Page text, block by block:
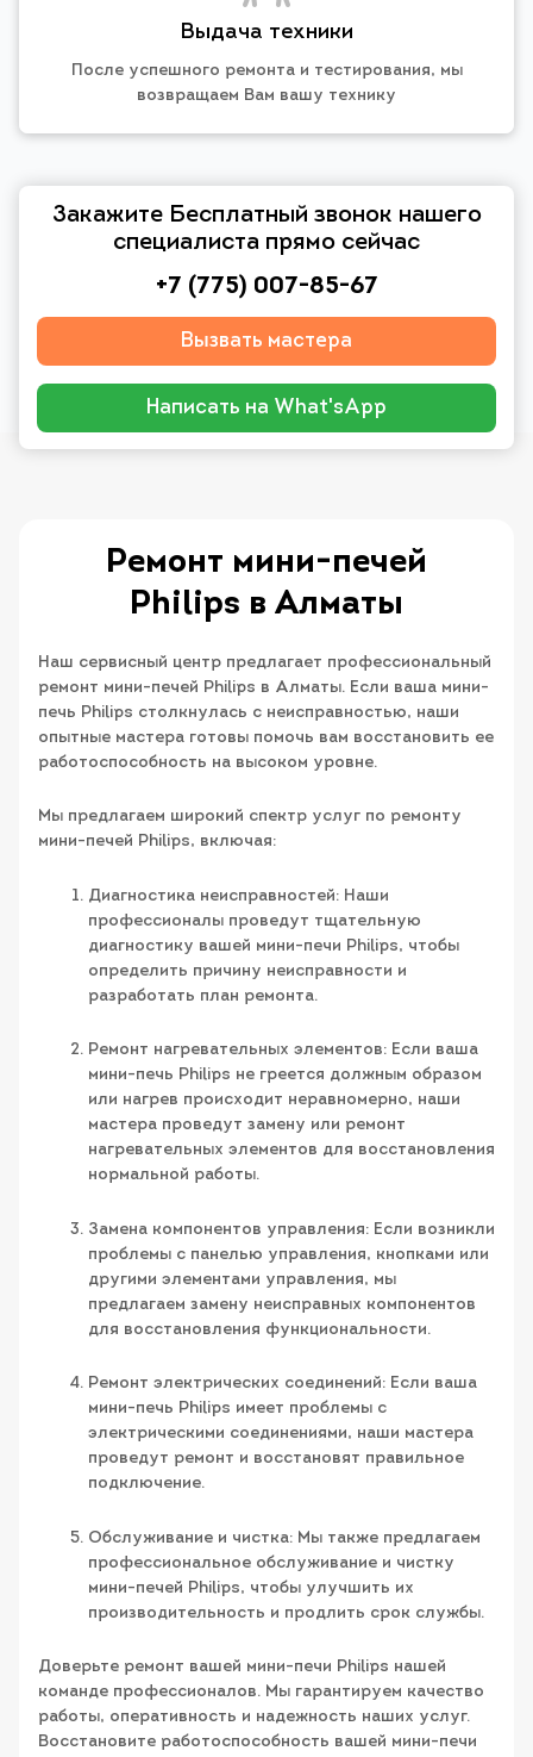
Выдача техники
После успешного ремонта и тестирования, мы
возвращаем Вам вашу технику
Закажите Бесплатный звонок нашего
специалиста прямо сейчас
+7 (775) 007-85-67
Вызвать мастера
Написать на What'sApp
Ремонт мини-печей
Philips в Алматы
Наш сервисный центр предлагает профессиональный
ремонт мини-печей Philips в Алматы. Если ваша мини-
печь Philips столкнулась с неисправностью, наши
опытные мастера готовы помочь вам восстановить ее
работоспособность на высоком уровне.
Мы предлагаем широкий спектр услуг по ремонту
мини-печей Philips, включая:
Диагностика неисправностей: Наши
профессионалы проведут тщательную
диагностику вашей мини-печи Philips, чтобы
определить причину неисправности и
разработать план ремонта.
Ремонт нагревательных элементов: Если ваша
мини-печь Philips не греется должным образом
или нагрев происходит неравномерно, наши
мастера проведут замену или ремонт
нагревательных элементов для восстановления
нормальной работы.
Замена компонентов управления: Если возникли
проблемы с панелью управления, кнопками или
другими элементами управления, мы
предлагаем замену неисправных компонентов
для восстановления функциональности.
Ремонт электрических соединений: Если ваша
мини-печь Philips имеет проблемы с
электрическими соединениями, наши мастера
проведут ремонт и восстановят правильное
подключение.
Обслуживание и чистка: Мы также предлагаем
профессиональное обслуживание и чистку
мини-печей Philips, чтобы улучшить их
производительность и продлить срок службы.
Доверьте ремонт вашей мини-печи Philips нашей
команде профессионалов. Мы гарантируем качество
работы, оперативность и надежность наших услуг.
Восстановите работоспособность вашей мини-печи